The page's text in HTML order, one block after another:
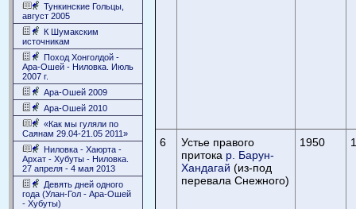
Тункинские Гольцы,
август 2005
К Шумакским
источникам
Поход Хонголдой -
Ара-Ошей - Ниловка. Июль
2007 г.
Ара-Ошей 2009
Ара-Ошей 2010
«Как мы гуляли по
Саянам 29.04-21.05 2011»
Ниловка - Хаюрта -
Архат - Хубуты - Ниловка.
27 апреля - 4 мая 2013
Девять дней одного
года (Улан-Гол - Ара-Ошей
- Хубуты)
6
Устье правого
притока р. Барун-
Хандагай (из-под
перевала Снежного)
1950